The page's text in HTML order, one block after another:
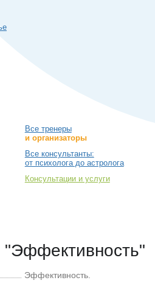
Все тренеры
и организаторы
Все консультанты:
от психолога до астролога
Консультации и услуги
Эффективность.